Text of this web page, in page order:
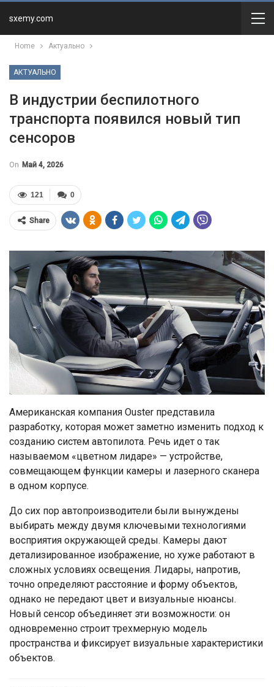
sxemy.com
Home Актуально
АКТУАЛЬНО
В индустрии беспилотного
транспорта появился новый тип
сенсоров
On Май 4, 2026
0
121
Share
Американская компания Ouster представила
разработку, которая может заметно изменить подход к
созданию систем автопилота. Речь идет о так
называемом «цветном лидаре» — устройстве,
совмещающем функции камеры и лазерного сканера
в одном корпусе.
До сих пор автопроизводители были вынуждены
выбирать между двумя ключевыми технологиями
восприятия окружающей среды. Камеры дают
детализированное изображение, но хуже работают в
сложных условиях освещения. Лидары, напротив,
точно определяют расстояние и форму объектов,
однако не передают цвет и визуальные нюансы.
Новый сенсор объединяет эти возможности: он
одновременно строит трехмерную модель
пространства и фиксирует визуальные характеристики
объектов.